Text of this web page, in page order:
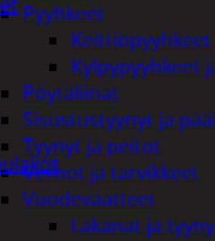
Pyyhkeet
Keittiöpyyhkeet
Kylpypyyhkeet
Pöytäliinat
Sisustustyynyt ja
Tyynyt ja peitot
Verhot ja tarvikkeet
Vuodevaatteet
Lakanat ja